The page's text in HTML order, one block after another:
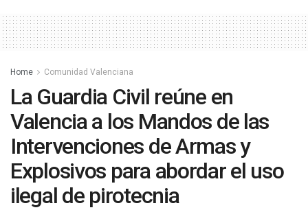
Home Comunidad Valenciana
La Guardia Civil reúne en
Valencia a los Mandos de las
Intervenciones de Armas y
Explosivos para abordar el uso
ilegal de pirotecnia